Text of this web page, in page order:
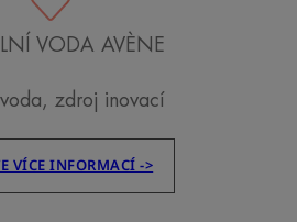
VODA AVÈNE
zdroj inovací
VÍCE INFORMACÍ ->